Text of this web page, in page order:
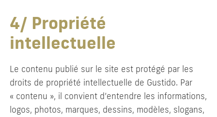
4/ Propriété
intellectuelle
Le contenu publié sur le site est protégé par les
droits de propriété intellectuelle de Gustido. Par
« contenu », il convient d’entendre les informations,
logos, photos, marques, dessins, modèles, slogans,